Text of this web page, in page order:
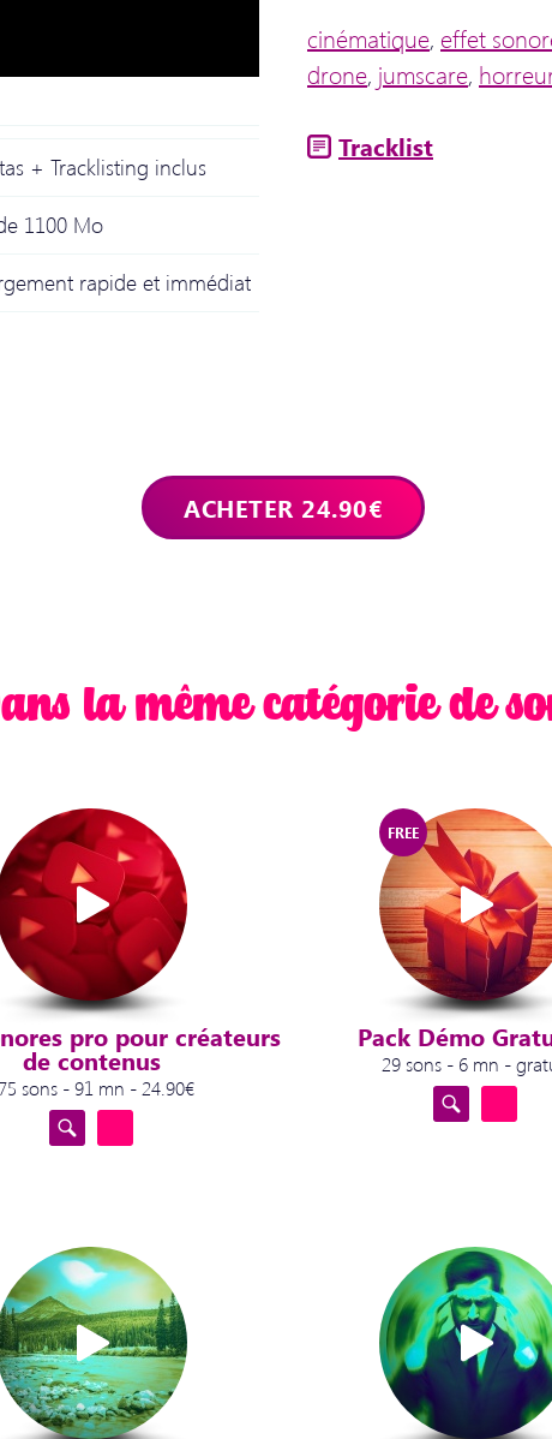
cinématique, effet
drone, jumscare, horreur
Tracklist
+ Tracklisting inclus
1100 Mo
rapide et immédiat
la même catégorie de
pro pour créateurs
de contenus
sons - 91 mn - 24.90€
FREE
Pack Démo
29 sons - 6 mn -